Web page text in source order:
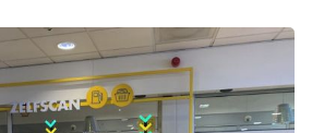
и проектирование
и обучение
Блог